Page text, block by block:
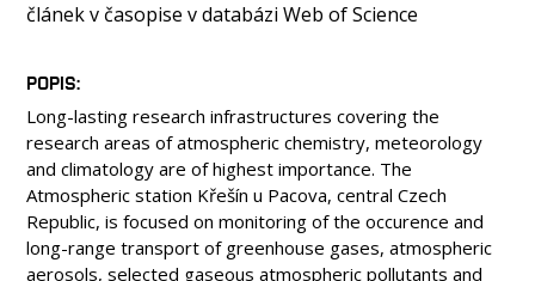
článek v časopise v databázi Web of Science
POPIS
Long-lasting research infrastructures covering the
research areas of atmospheric chemistry, meteorology
and climatology are of highest importance. The
Atmospheric station Křešín u Pacova, central Czech
Republic, is focused on monitoring of the occurence and
long-range transport of greenhouse gases, atmospheric
aerosols, selected gaseous atmospheric pollutants and